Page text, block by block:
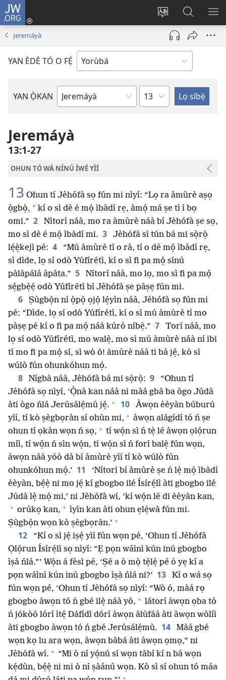
JW.ORG
Yí
èdè
ìkànnì
pa
Wọlé
(opens
window)
Wa
JW.ORG
Jeremáyà
YAN ÈDÈ TÓ O FẸ́
YAN Ọ̀KAN
Ìwé
Orí
Jeremáyà
13:1-27
OHUN TÓ WÀ NÍNÚ ÌWÉ YÌÍ
13 Ohun tí Jèhófà sọ fún mi nìyí: “Lọ ra àmùrè aṣọ
ọ̀gbọ̀, * kí o sì dè é mọ́ ìbàdí rẹ, àmọ́ má ṣe tì í bọ
omi.” 2
Nítorí náà, mo ra àmùrè náà bí Jèhófà ṣe sọ,
mo sì dè é mọ́ ìbàdí mi. 3
Jèhófà sì tún bá mi sọ̀rọ̀
lẹ́ẹ̀kejì pé: 4
“Mú àmùrè tí o rà, tí o dè mọ́ ìbàdí rẹ,
sì dìde, lọ sí odò Yúfírétì, kí o sì fi pa mọ́ sínú
pàlàpálá àpáta.” 5
Nítorí náà, mo lọ, mo sì fi pa mọ́
sẹ́gbẹ̀ẹ́ odò Yúfírétì bí Jèhófà ṣe pàṣẹ fún mi.
6
Ṣùgbọ́n ní ọ̀pọ̀ ọjọ́ lẹ́yìn náà, Jèhófà sọ fún mi
pé: “Dìde, lọ sí odò Yúfírétì, kí o sì mú àmùrè tí mo
pàṣẹ pé kí o fi pa mọ́ náà kúrò níbẹ̀.” 7
Torí náà, mo
lọ sí odò Yúfírétì, mo walẹ̀, mo sì mú àmùrè náà ní ibi
tí mo fi pa mọ́ sí, sì wò ó! àmùrè náà ti bà jẹ́, kò sì
wúlò fún ohunkóhun mọ́.
8 Nígbà náà, Jèhófà bá mi sọ̀rọ̀: 9
“Ohun tí
Jèhófà sọ nìyí, ‘Ọ̀nà kan náà ni màá gbà ba ògo Júdà
àti ògo ńlá Jerúsálẹ́mù jẹ́. + 10
Àwọn èèyàn búburú
yìí, tí kò ṣègbọràn sí ohùn mi, + àwọn alágídí tó ń ṣe
ohun tí ọkàn wọn ń sọ, + tí wọ́n sì ń tẹ̀ lé àwọn ọlọ́run
míì, tí wọ́n ń sìn wọ́n, tí wọ́n sì ń forí balẹ̀ fún wọn,
àwọn náà yóò dà bí àmùrè yìí tí kò wúlò fún
ohunkóhun mọ́.’ 11
‘Nítorí bí àmùrè ṣe ń lẹ̀ mọ́ ìbàdí
èèyàn, bẹ́ẹ̀ ni mo jẹ́ kí gbogbo ilé Ísírẹ́lì àti gbogbo ilé
Júdà lẹ̀ mọ́ mi,’ ni Jèhófà wí, ‘kí wọ́n lè di èèyàn kan,
+ orúkọ kan, + ìyìn kan àti ohun ẹlẹ́wà fún mi.
Ṣùgbọ́n wọn kò ṣègbọràn.’ +
12
“Kí o sì jẹ́ iṣẹ́ yìí fún wọn pé, ‘Ohun tí Jèhófà
Ọlọ́run Ísírẹ́lì sọ nìyí: “Ẹ pọn wáìnì kún inú gbogbo
ìṣà ńlá.”’ Wọ́n á fèsì pé, ‘Ṣé a ò mọ̀ tẹ́lẹ̀ pé ó yẹ kí a
pọn wáìnì kún inú gbogbo ìṣà ńlá ni?’ 13
Kí o wá sọ
fún wọn pé, ‘Ohun tí Jèhófà sọ nìyí: “Wò ó, màá rọ
gbogbo àwọn tó ń gbé ilẹ̀ náà yó, + látorí àwọn ọba tó
ń jókòó lórí ìtẹ́ Dáfídì dórí àwọn àlùfáà àti àwọn wòlíì
àti gbogbo àwọn tó ń gbé Jerúsálẹ́mù. 14
Màá gbé
wọn kọ lu ara wọn, àwọn bàbá àti àwọn ọmọ,” ni
Jèhófà wí. + “Mi ò ní yọ́nú sí wọn tàbí kí n bá wọn
kẹ́dùn, bẹ́ẹ̀ ni mi ò ní ṣàánú wọn. Kò sì sí ohun tó máa
+